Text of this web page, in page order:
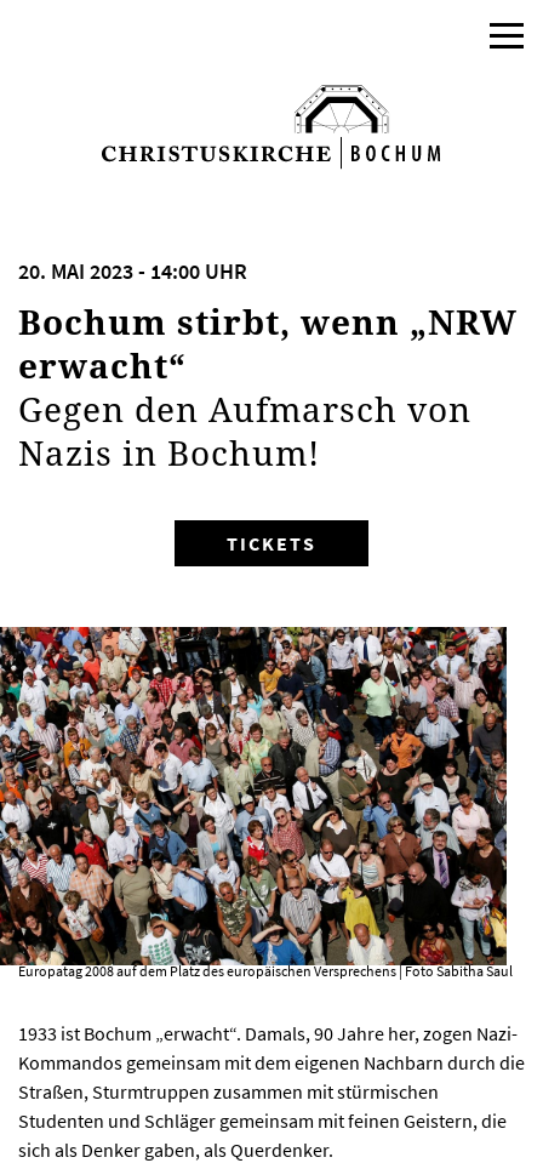
AKTUELLES
PROGRAMM
KIRCHE DER KULTUREN
FOTOS
Facebook Newsletter
Ticktes kaufen
Kontakt
20. MAI 2023 - 14:00 UHR
Bochum stirbt, wenn „NRW
erwacht“
Gegen den Aufmarsch von
Nazis in Bochum!
TICKETS
Europatag 2008 auf dem Platz des europäischen Versprechens | Foto Sabitha Saul
1933 ist Bochum „erwacht“. Damals, 90 Jahre her, zogen Nazi-
Kommandos gemeinsam mit dem eigenen Nachbarn durch die
Straßen, Sturmtruppen zusammen mit stürmischen
Studenten und Schläger gemeinsam mit feinen Geistern, die
sich als Denker gaben, als Querdenker.